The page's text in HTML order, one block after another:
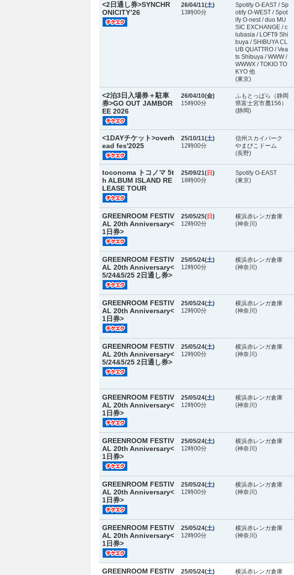
<2日通し券>SYNCHR
ONICITY’26
26/04/11(土)
13時00分
Spotify O-EAST / Sp
otify O-WEST / Spot
ify O-nest / duo MU
SIC EXCHANGE / c
lubasia / LOFT9 Shi
buya / SHIBUYA CL
UB QUATTRO / Vea
ts Shibuya / WWW /
WWWX / TOKIO TO
KYO 他
(東京)
<2泊3日入場券＋駐車
券>GO OUT JAMBOR
EE 2026
26/04/10(金)
15時00分
ふもとっぱら（静岡
県富士宮市麓156）
(静岡)
<1DAYチケット>overh
ead fes'2025
25/10/11(土)
12時00分
信州スカイパーク
やまびこドーム
(長野)
toconoma トコノマ 5t
h ALBUM ISLAND RE
LEASE TOUR
25/09/21( 日 )
18時00分
Spotify O-EAST
(東京)
GREENROOM FESTIV
AL 20th Anniversary<
1日券>
25/05/25( 日 )
12時00分
横浜赤レンガ倉庫
(神奈川)
GREENROOM FESTIV
AL 20th Anniversary<
5/24&5/25 2日通し券>
25/05/24(土)
12時00分
横浜赤レンガ倉庫
(神奈川)
GREENROOM FESTIV
AL 20th Anniversary<
1日券>
25/05/24(土)
12時00分
横浜赤レンガ倉庫
(神奈川)
GREENROOM FESTIV
AL 20th Anniversary<
5/24&5/25 2日通し券>
25/05/24(土)
12時00分
横浜赤レンガ倉庫
(神奈川)
GREENROOM FESTIV
AL 20th Anniversary<
1日券>
25/05/24(土)
12時00分
横浜赤レンガ倉庫
(神奈川)
GREENROOM FESTIV
AL 20th Anniversary<
1日券>
25/05/24(土)
12時00分
横浜赤レンガ倉庫
(神奈川)
GREENROOM FESTIV
AL 20th Anniversary<
1日券>
25/05/24(土)
12時00分
横浜赤レンガ倉庫
(神奈川)
GREENROOM FESTIV
AL 20th Anniversary<
1日券>
25/05/24(土)
12時00分
横浜赤レンガ倉庫
(神奈川)
GREENROOM FESTIV 25/05/24(土) 横浜赤レンガ倉庫